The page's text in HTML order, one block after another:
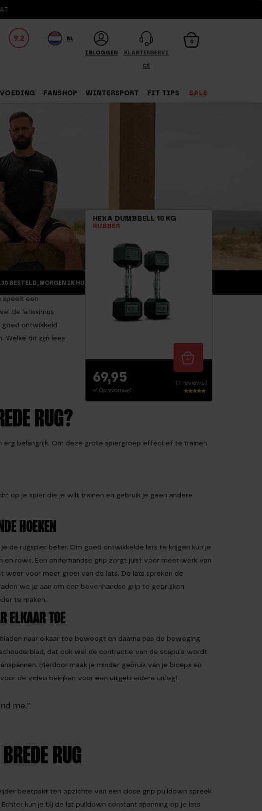
9.2 NL
INLOGGEN KLANTENSERVI
CE
0
FANSHOP WINTERSPORT FIT TIPS SALE
BESTELD, MORGEN IN HUIS
speelt een
de latissimus
goed ontwikkeld
Welke dit zijn lees
HEXA DUMBBELL 10 KG
RUBBER
(1 reviews)
69,95
Op voorraad
RUG?
erg belangrijk. Om deze grote spiergroep effectief te trainen
op je spier die je wilt trainen en gebruik je geen andere
HOEKEN
de rugspier beter. Om goed ontwikkelde lats te krijgen kun je
rows. Een onderhandse grip zorgt juist voor meer werk van
weer voor meer groei van de lats. De lats spreken de
we je aan om een bovenhandse grip te gebruiken
te maken.
ELKAAR TOE
naar elkaar toe beweegt en daarna pas de beweging
dat ook wel de contractie van de scapula wordt
Hierdoor maak je minder gebruik van je biceps en
de video bekijken voor een uitgebreidere uitleg!
me.”
RUG
beetpakt ten opzichte van een close grip pulldown spreek
kun je bij de lat pulldown constant spanning op je lats